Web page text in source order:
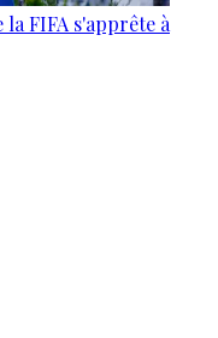
FIFA s'apprête à